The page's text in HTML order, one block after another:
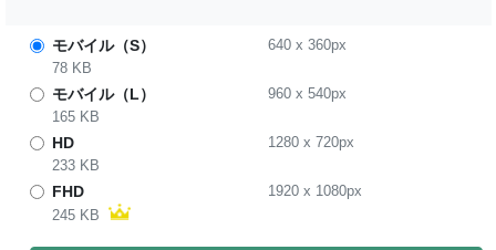
モバイル（S） 640x 360px
78 KB
モバイル（L） 960x 540px
165 KB
HD 1280x 720px
233 KB
FHD 1920x 1080px
245 KB